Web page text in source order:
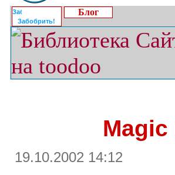
Забобрить!
Блог
Magic
19.10.2002 14:12